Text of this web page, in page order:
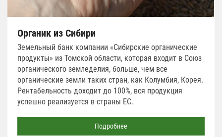
Органик из Сибири
Земельный банк компании «Сибирские органические
продукты» из Томской области, которая входит в Союз
органического земледелия, больше, чем все
органические земли таких стран, как Колумбия, Корея.
Рентабельность доходит до 100%, вся продукция
успешно реализуется в страны ЕС.
Подробнее